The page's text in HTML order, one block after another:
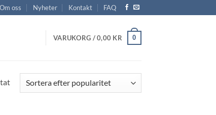
Om oss Nyheter Kontakt FAQ
VARUKORG /0,00 KR 0
Sortera
efter